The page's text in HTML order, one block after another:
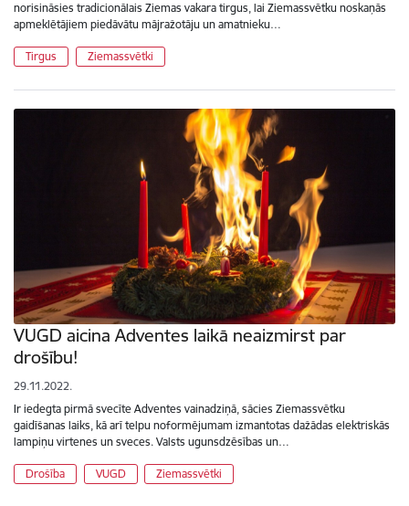
norisināsies tradicionālais Ziemas vakara tirgus, lai Ziemassvētku noskaņās
apmeklētājiem piedāvātu mājražotāju un amatnieku…
Tirgus Ziemassvētki
VUGD aicina Adventes laikā neaizmirst par
drošību!
29.11.2022.
Ir iedegta pirmā svecīte Adventes vainadziņā, sācies Ziemassvētku
gaidīšanas laiks, kā arī telpu noformējumam izmantotas dažādas elektriskās
lampiņu virtenes un sveces. Valsts ugunsdzēsības un…
Drošība VUGD Ziemassvētki